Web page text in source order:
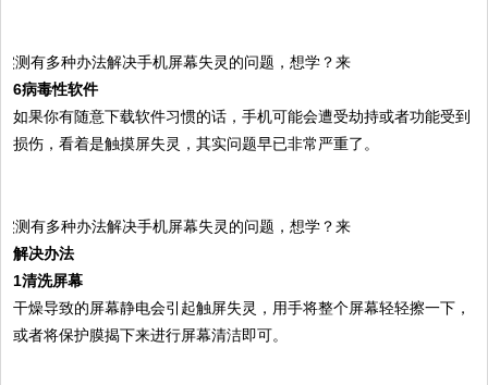
6病毒性软件
如果你有随意下载软件习惯的话，手机可能会遭受劫持或者功能受到
损伤，看着是触摸屏失灵，其实问题早已非常严重了。
解决办法
1清洗屏幕
干燥导致的屏幕静电会引起触屏失灵，用手将整个屏幕轻轻擦一下，
或者将保护膜揭下来进行屏幕清洁即可。